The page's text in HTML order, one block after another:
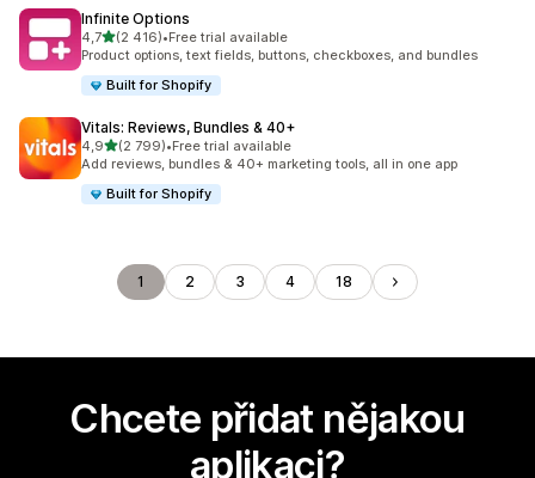
Infinite Options
4,7z 5 hvězd
(2 416)
Celkový počet recenzí: 2416
•Free trial available
Product options, text fields, buttons, checkboxes, and bundles
Built for Shopify
Vitals: Reviews, Bundles & 40+
4,9z 5 hvězd
(2 799)
Celkový počet recenzí: 2799
•Free trial available
Add reviews, bundles & 40+ marketing tools, all in one app
Built for Shopify
1 2 3 4 18
Chcete přidat nějakou
aplikaci?